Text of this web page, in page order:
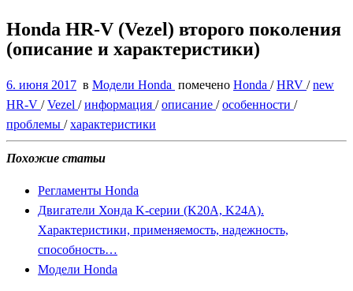
Honda HR-V (Vezel) второго поколения
(описание и характеристики)
6. июня 2017 в Модели Honda помечено Honda /HRV /new
HR-V /Vezel /информация /описание /особенности /
проблемы /характеристики
Похожие статьи
Регламенты Honda
Двигатели Хонда K-серии (K20A, K24A).
Характеристики, применяемость, надежность,
способность…
Модели Honda